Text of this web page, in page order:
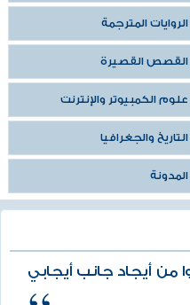
الروايات المترجمة
القصص القصيرة
علوم الكمبيوتر والإنترنت
التاريخ والجغرافيا
المدونة
أيجاد جانب أيجابي